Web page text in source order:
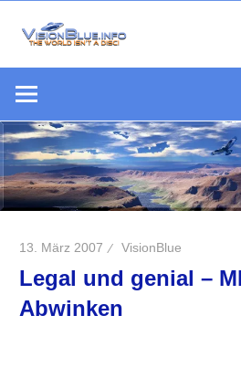
Inhalt
springen
Welt
keine
Scheibe
13. März 2007 VisionBlue
Legal und genial –
Abwinken